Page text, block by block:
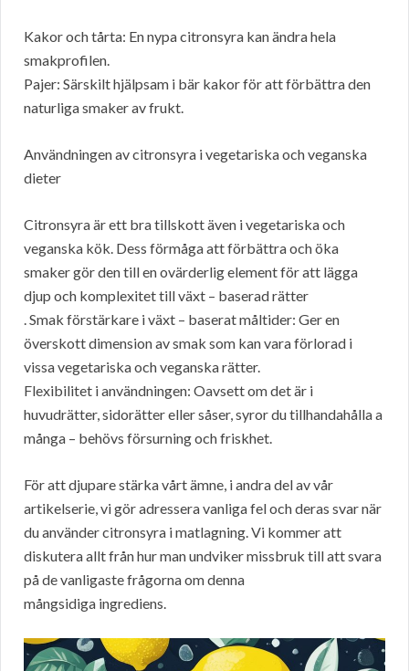
Kakor och tårta: En nypa citronsyra kan ändra hela
smakprofilen.
Pajer: Särskilt hjälpsam i bär kakor för att förbättra den
naturliga smaker av frukt.
Användningen av citronsyra i vegetariska och veganska
dieter
Citronsyra är ett bra tillskott även i vegetariska och
veganska kök. Dess förmåga att förbättra och öka
smaker gör den till en ovärderlig element för att lägga
djup och komplexitet till växt – baserad rätter
. Smak förstärkare i växt – baserat måltider: Ger en
överskott dimension av smak som kan vara förlorad i
vissa vegetariska och veganska rätter.
Flexibilitet i användningen: Oavsett om det är i
huvudrätter, sidorätter eller såser, syror du tillhandahålla a
många – behövs försurning och friskhet.
För att djupare stärka vårt ämne, i andra del av vår
artikelserie, vi gör adressera vanliga fel och deras svar när
du använder citronsyra i matlagning. Vi kommer att
diskutera allt från hur man undviker missbruk till att svara
på de vanligaste frågorna om denna
mångsidiga ingrediens.